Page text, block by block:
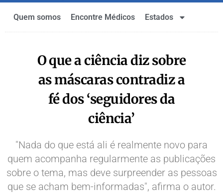
Quem somos Encontre Médicos Estados
O que a ciência diz sobre
as máscaras contradiz a
fé dos ‘seguidores da
ciência’
"Nada do que está ali é realmente novo para
quem acompanha regularmente as publicações
sobre o tema, mas deve surpreender as pessoas
que se acham bem-informadas", afirma o autor.